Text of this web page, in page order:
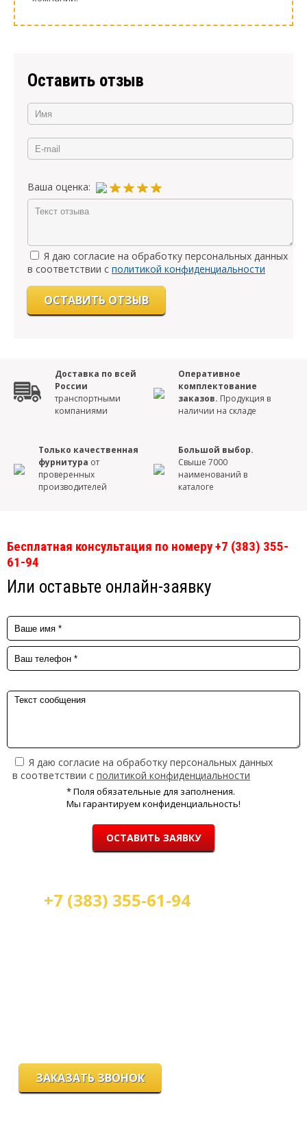
Доставка по всей
России
транспортными
компаниями
Оперативное
комплектование
заказов. Продукция в
наличии на складе
Только качественная
фурнитура от
проверенных
производителей
Большой выбор.
Свыше 7000
наименований в
каталоге
Оставить отзыв
Ваша оценка:
Я даю согласие на обработку персональных данных
в соответствии с политикой конфиденциальности
Бесплатная консультация по номеру +7 (383) 355-
61-94
Или оставьте онлайн-заявку
Я даю согласие на обработку персональных данных
в соответствии с политикой конфиденциальности
* Поля обязательные для заполнения.
Мы гарантируем конфиденциальность!
ОСТАВИТЬ ЗАЯВКУ
+7 (383) 355-61-94
ЗАКАЗАТЬ ЗВОНОК